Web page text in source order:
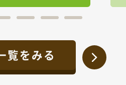
覧をみる